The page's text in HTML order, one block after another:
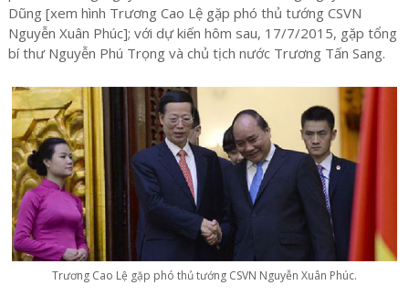
Dũng [xem hình Trương Cao Lệ gặp phó thủ tướng CSVN
Nguyễn Xuân Phúc]; với dự kiến hôm sau, 17/7/2015, gặp tổng
bí thư Nguyễn Phú Trọng và chủ tịch nước Trương Tấn Sang.
Trương Cao Lệ gặp phó thủ tướng CSVN Nguyễn Xuân Phúc.